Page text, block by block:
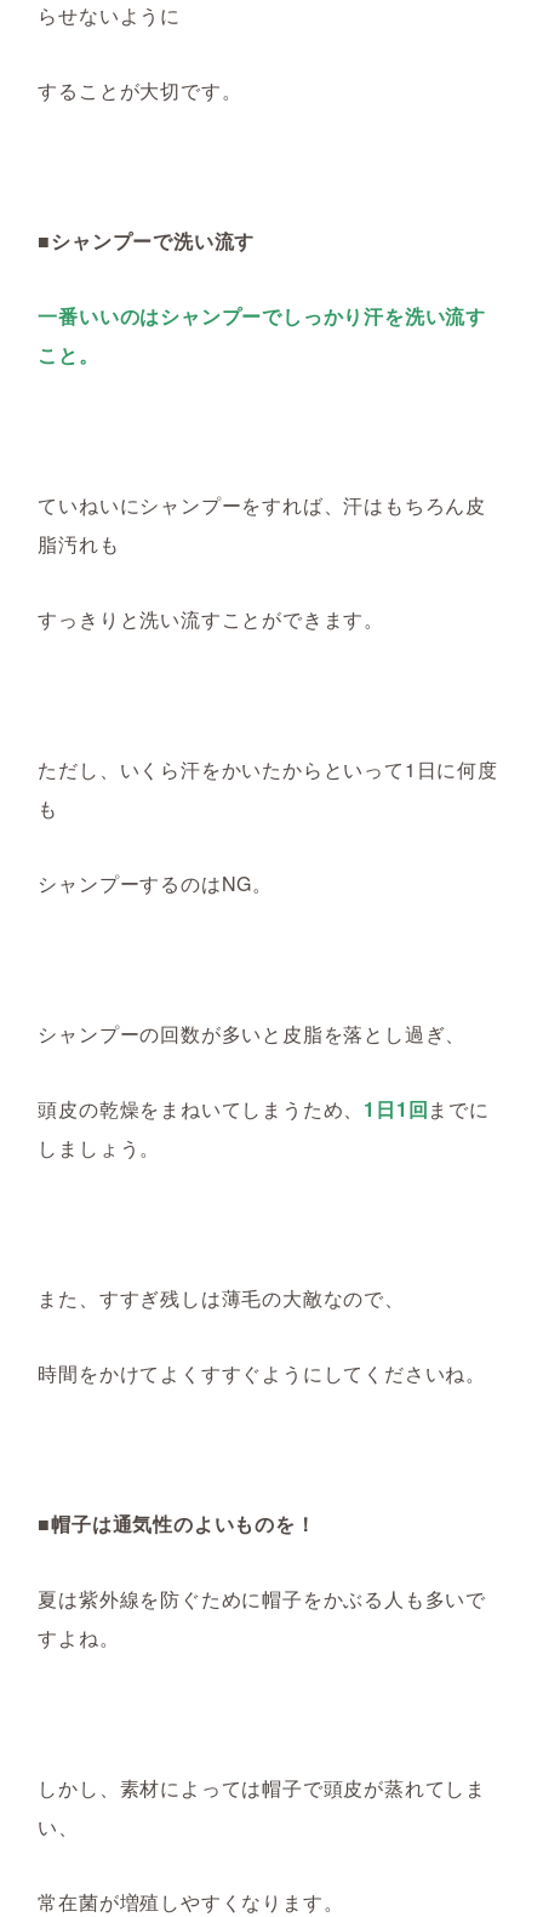
らせないように
することが大切です。
■シャンプーで洗い流す
一番いいのはシャンプーでしっかり汗を洗い流す
こと。
ていねいにシャンプーをすれば、汗はもちろん皮
脂汚れも
すっきりと洗い流すことができます。
ただし、いくら汗をかいたからといって1日に何度
も
シャンプーするのはNG。
シャンプーの回数が多いと皮脂を落とし過ぎ、
頭皮の乾燥をまねいてしまうため、 1日1回までに
しましょう。
また、すすぎ残しは薄毛の大敵なので、
時間をかけてよくすすぐようにしてくださいね。
■帽子は通気性のよいものを！
夏は紫外線を防ぐために帽子をかぶる人も多いで
すよね。
しかし、素材によっては帽子で頭皮が蒸れてしま
い、
常在菌が増殖しやすくなります。